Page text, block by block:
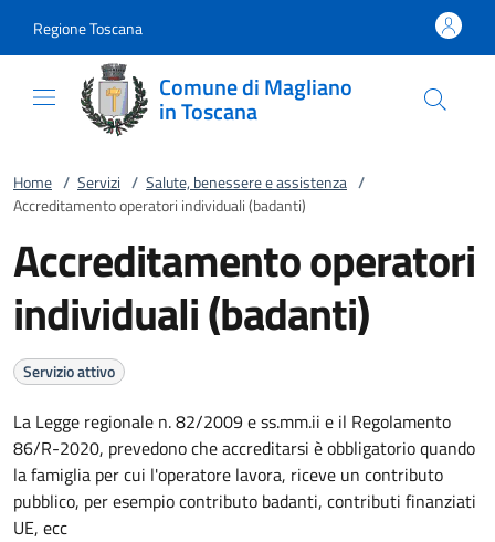
Regione Toscana
Comune di Magliano
in Toscana
Home / Servizi / Salute, benessere e assistenza /
Accreditamento operatori individuali (badanti)
Accreditamento operatori
individuali (badanti)
Servizio attivo
La Legge regionale n. 82/2009 e ss.mm.ii e il Regolamento
86/R-2020, prevedono che accreditarsi è obbligatorio quando
la famiglia per cui l'operatore lavora, riceve un contributo
pubblico, per esempio contributo badanti, contributi finanziati
UE, ecc